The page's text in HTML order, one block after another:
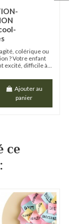
colérique ou
? Votre enfant
excité, difficile à...
Ajouter au
panier
ce